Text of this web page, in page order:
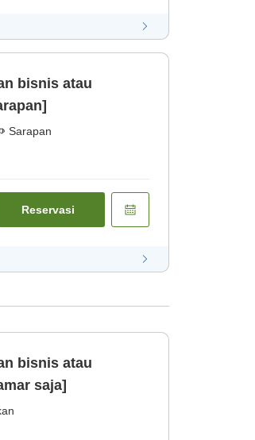
bisnis atau
Sarapan
Reservasi
bisnis atau
saja]